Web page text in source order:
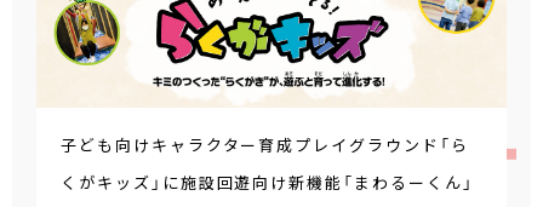
子ども向けキャラクター育成プレイグラウンド「ら
くがキッズ」に施設回遊向け新機能「まわるーくん」